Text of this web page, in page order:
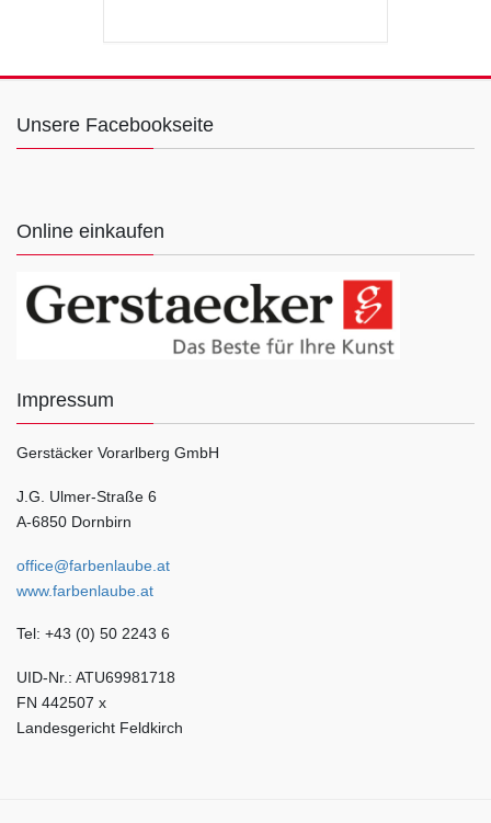
Unsere Facebookseite
Online einkaufen
Impressum
Gerstäcker Vorarlberg GmbH
J.G. Ulmer-Straße 6
A-6850 Dornbirn
office@farbenlaube.at
www.farbenlaube.at
Tel: +43 (0) 50 2243 6
UID-Nr.: ATU69981718
FN 442507 x
Landesgericht Feldkirch